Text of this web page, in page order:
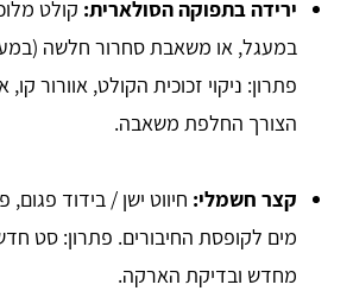
ירידה בתפוקה הסולארית: קולט
במעגל, או משאבת סחרור חלשה
פתרון: ניקוי זכוכית הקולט, אוורור קו,
הצורך החלפת משאבה.
קצר חשמלי: חיווט ישן / בידוד
מים לקופסת החיבורים. פתרון: סט
מחדש ובדיקת הארקה.